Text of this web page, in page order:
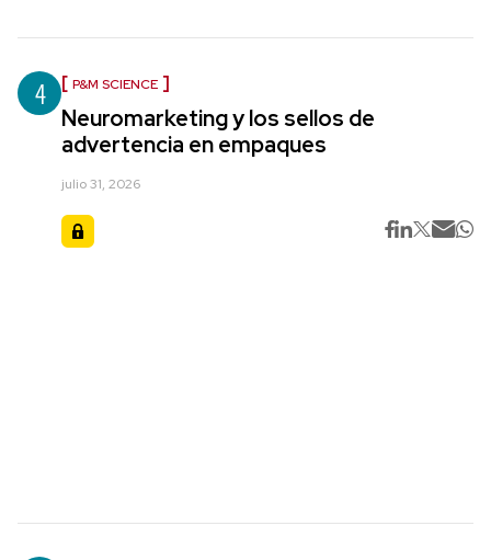
4 P&M SCIENCE
Neuromarketing y los sellos de
advertencia en empaques
julio 31, 2026